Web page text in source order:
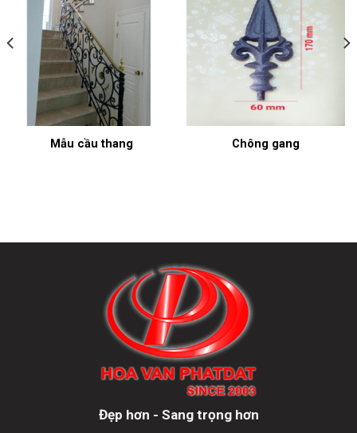
Mẫu cầu thang Chông gang
Đẹp hơn - Sang trọng hơn